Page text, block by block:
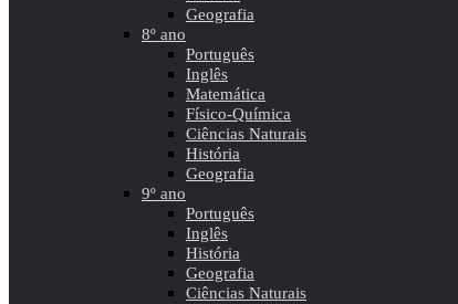
Geografia
8º ano
Português
Inglês
Matemática
Físico-Química
Ciências Naturais
História
Geografia
9º ano
Português
Inglês
História
Geografia
Ciências Naturais